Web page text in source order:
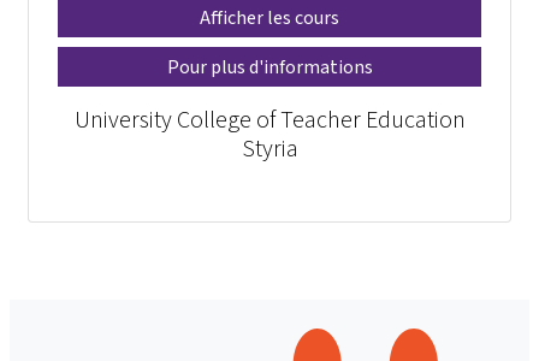
Afficher les cours
Pour plus d'informations
University College of Teacher Education
Styria